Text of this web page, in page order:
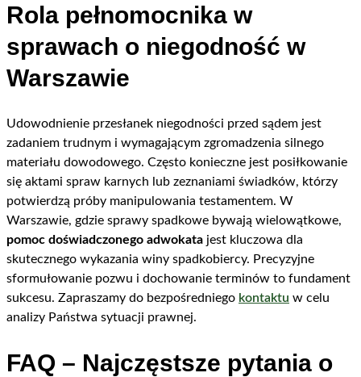
Rola pełnomocnika w
sprawach o niegodność w
Warszawie
Udowodnienie przesłanek niegodności przed sądem jest
zadaniem trudnym i wymagającym zgromadzenia silnego
materiału dowodowego. Często konieczne jest posiłkowanie
się aktami spraw karnych lub zeznaniami świadków, którzy
potwierdzą próby manipulowania testamentem. W
Warszawie, gdzie sprawy spadkowe bywają wielowątkowe,
pomoc doświadczonego adwokata jest kluczowa dla
skutecznego wykazania winy spadkobiercy. Precyzyjne
sformułowanie pozwu i dochowanie terminów to fundament
sukcesu. Zapraszamy do bezpośredniego kontaktu w celu
analizy Państwa sytuacji prawnej.
FAQ – Najczęstsze pytania o